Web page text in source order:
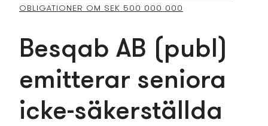
OBLIGATIONER OM SEK 500 000 000
Besqab AB (publ)
emitterar seniora
icke-säkerställda